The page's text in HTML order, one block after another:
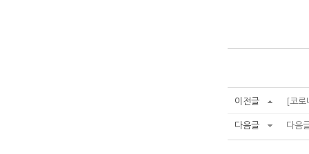
이전글 [코
다음글 다음